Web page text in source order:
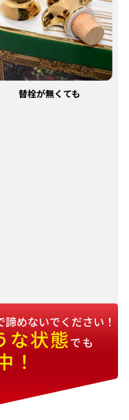
替栓が無くても
めないでください！
な状態でも
！